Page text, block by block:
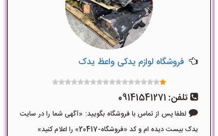
فروشگاه لوازم یدکی واعظ یدک
تلفن:09141541271
لطفا پس از تماس با فروشگاه بگویید: «آگهی شما را در سایت
یدک بیست دیده ام و کد «فروشگاه-20417» را اعلام کنید»